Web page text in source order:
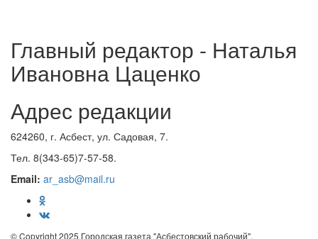
Главный редактор - Наталья
Ивановна Цаценко
Адрес редакции
624260, г. Асбест, ул. Садовая, 7.
Тел. 8(343-65)7-57-58.
Email: ar_asb@mail.ru
© Copyright 2025 Городская газета "Асбестовский рабочий".